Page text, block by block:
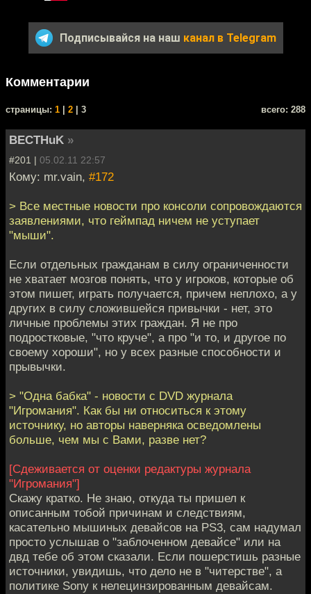
Подписывайся на наш канал в Telegram
Комментарии
cтраницы: 1 2 | 3 всего: 288
BECTHuK »
#201 | 05.02.11 22:57
Кому: mr.vain, #172
> Все местные новости про консоли сопровождаются
заявлениями, что геймпад ничем не уступает
"мыши".
Если отдельных гражданам в силу ограниченности
не хватает мозгов понять, что у игроков, которые об
этом пишет, играть получается, причем неплохо, а у
других в силу сложившейся привычки - нет, это
личные проблемы этих граждан. Я не про
подростковые, "что круче", а про "и то, и другое по
своему хороши", но у всех разные способности и
прывычки.
> "Одна бабка" - новости с DVD журнала
"Игромания". Как бы ни относиться к этому
источнику, но авторы наверняка осведомлены
больше, чем мы с Вами, разве нет?
[Сдеживается от оценки редактуры журнала
"Игромания"]
Скажу кратко. Не знаю, откуда ты пришел к
описанным тобой причинам и следствиям,
касательно мышиных девайсов на PS3, сам надумал
просто услышав о "заблоченном девайсе" или на
двд тебе об этом сказали. Если пошерстишь разные
источники, увидишь, что дело не в "читерстве", а
политике Sony к нелецинзированным девайсам.